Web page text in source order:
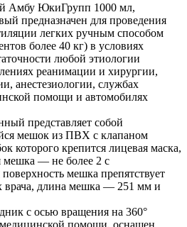
Амбу ЮкиГрупп 1000 мл,
предназначен для проведения
легких ручным способом
более 40 кг) в условиях
любой этиологии
реанимации и хирургии,
анестезиологии, службах
помощи и автомобилях
представляет собой
мешок из ПВХ с клапаном
которого крепится лицевая маска,
мешка — не более 2 с
мешка препятствует
врача, длина мешка — 251 мм и
с осью вращения на 360°
медицинской помощи, оснащен